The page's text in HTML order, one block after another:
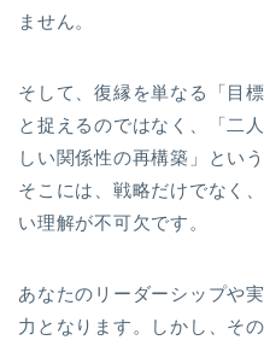
ません。
そして、復縁を単なる「目
と捉えるのではなく、「二
しい関係性の再構築」とい
そこには、戦略だけでなく
い理解が不可欠です。
あなたのリーダーシップや
力となります。しかし、そ